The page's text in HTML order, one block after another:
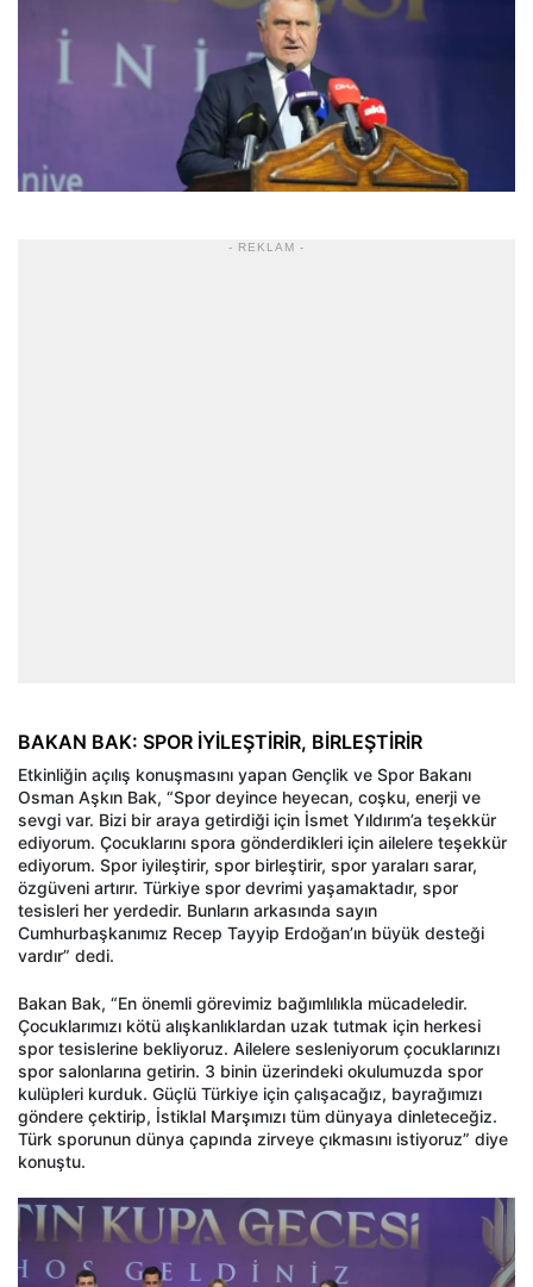
- REKLAM -
BAKAN BAK: SPOR İYİLEŞTİRİR, BİRLEŞTİRİR
Etkinliğin açılış konuşmasını yapan Gençlik ve Spor Bakanı
Osman Aşkın Bak, “Spor deyince heyecan, coşku, enerji ve
sevgi var. Bizi bir araya getirdiği için İsmet Yıldırım’a teşekkür
ediyorum. Çocuklarını spora gönderdikleri için ailelere teşekkür
ediyorum. Spor iyileştirir, spor birleştirir, spor yaraları sarar,
özgüveni artırır. Türkiye spor devrimi yaşamaktadır, spor
tesisleri her yerdedir. Bunların arkasında sayın
Cumhurbaşkanımız Recep Tayyip Erdoğan’ın büyük desteği
vardır” dedi.
Bakan Bak, “En önemli görevimiz bağımlılıkla mücadeledir.
Çocuklarımızı kötü alışkanlıklardan uzak tutmak için herkesi
spor tesislerine bekliyoruz. Ailelere sesleniyorum çocuklarınızı
spor salonlarına getirin. 3 binin üzerindeki okulumuzda spor
kulüpleri kurduk. Güçlü Türkiye için çalışacağız, bayrağımızı
göndere çektirip, İstiklal Marşımızı tüm dünyaya dinleteceğiz.
Türk sporunun dünya çapında zirveye çıkmasını istiyoruz” diye
konuştu.